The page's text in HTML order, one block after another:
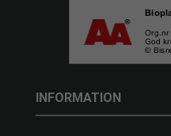
INFORMATION